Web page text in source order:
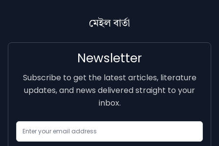
মেইল বাৰ্তা
Newsletter
Subscribe to get the latest articles, literature
updates, and news delivered straight to your
inbox.